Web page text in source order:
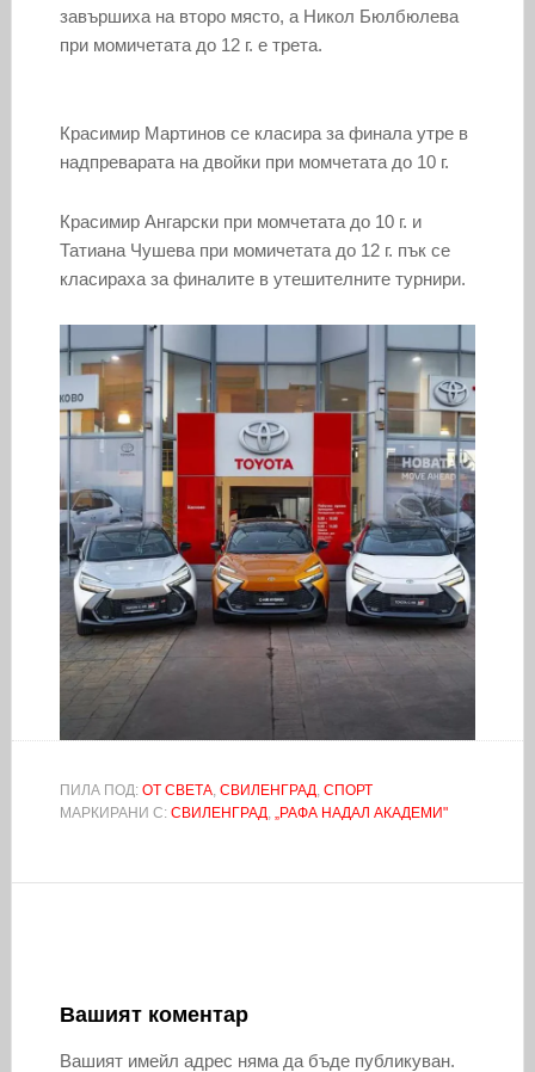
завършиха на второ място, а Никол Бюлбюлева
при момичетата до 12 г. е трета.
Красимир Мартинов се класира за финала утре в
надпреварата на двойки при момчетата до 10 г.
Красимир Ангарски при момчетата до 10 г. и
Татиана Чушева при момичетата до 12 г. пък се
класираха за финалите в утешителните турнири.
ПИЛА ПОД: ОТ СВЕТА, СВИЛЕНГРАД, СПОРТ
МАРКИРАНИ С: СВИЛЕНГРАД, „РАФА НАДАЛ АКАДЕМИ"
Вашият коментар
Вашият имейл адрес няма да бъде публикуван.